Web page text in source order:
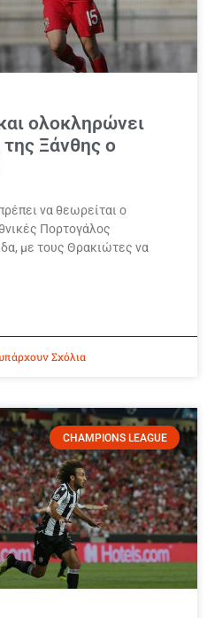
ολοκληρώνει
Ξάνθης ο
να θεωρείται ο
Πορτογάλος
με τους Θρακιώτες να
Σχόλια
CHAMPIONS LEAGUE